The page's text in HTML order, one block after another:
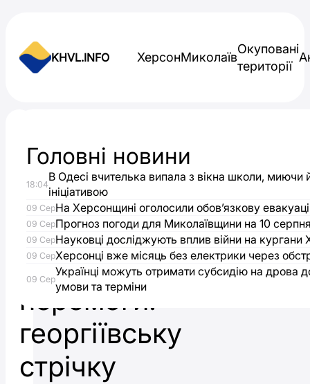
KHVL.INFO ХерсонМиколаїв
Окуповані
території
На
лівобережжі
спалять
символ
перемоги:
георгіївську
стрічку
Головні новини
18:04
В Одесі вчителька випала з вікна школи, миючи
ініціативою
09 СерНа Херсонщині оголосили обов’язкову
09 СерПрогноз погоди для Миколаївщини на 10
09 СерНауковці досліджують вплив війни на
09 СерХерсонці вже місяць без електрики через
09 Сер
Українці можуть отримати субсидію на дрова
умови та терміни